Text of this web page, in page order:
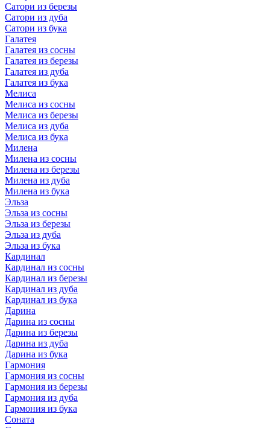
Сатори из березы
Сатори из дуба
Сатори из бука
Галатея
Галатея из сосны
Галатея из березы
Галатея из дуба
Галатея из бука
Мелиса
Мелиса из сосны
Мелиса из березы
Мелиса из дуба
Мелиса из бука
Милена
Милена из сосны
Милена из березы
Милена из дуба
Милена из бука
Эльза
Эльза из сосны
Эльза из березы
Эльза из дуба
Эльза из бука
Кардинал
Кардинал из сосны
Кардинал из березы
Кардинал из дуба
Кардинал из бука
Дарина
Дарина из сосны
Дарина из березы
Дарина из дуба
Дарина из бука
Гармония
Гармония из сосны
Гармония из березы
Гармония из дуба
Гармония из бука
Соната